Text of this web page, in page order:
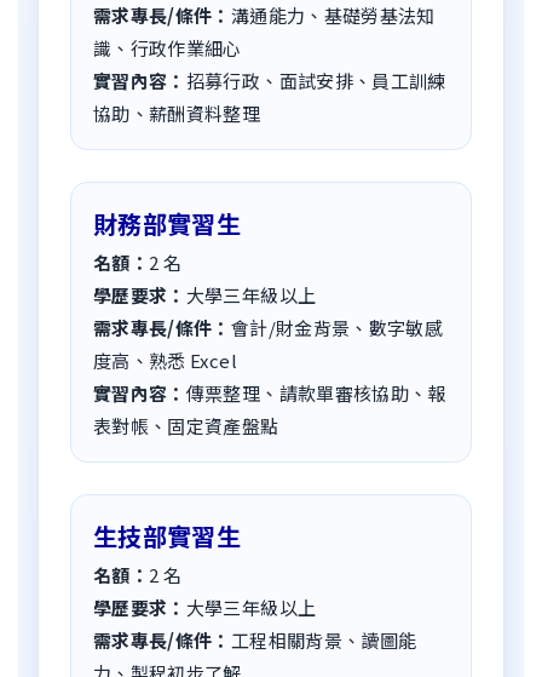
需求專長/條件： 溝通能力、基礎勞基法知
識、行政作業細心
實習內容： 招募行政、面試安排、員工訓練
協助、薪酬資料整理
財務部實習生
名額： 2 名
學歷要求： 大學三年級以上
需求專長/條件： 會計/財金背景、數字敏感
度高、熟悉 Excel
實習內容： 傳票整理、請款單審核協助、報
表對帳、固定資產盤點
生技部實習生
名額： 2 名
學歷要求： 大學三年級以上
需求專長/條件： 工程相關背景、讀圖能